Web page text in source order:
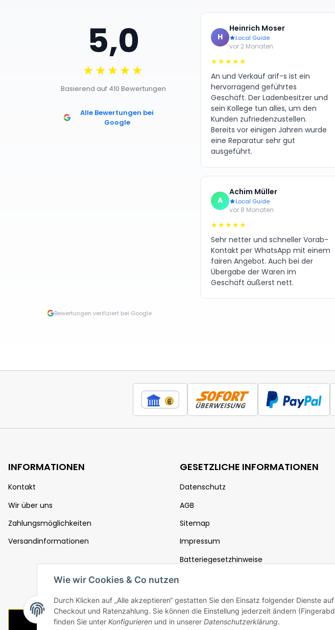
Wie wir Cookies & Co nutzen
Durch Klicken auf „Alle akzeptieren“ gestatten Sie den Einsatz folgender Dienste
Checkout und Ratenzahlung. Sie können die Einstellung jederzeit ändern
finden Sie unter Konfigurieren und in unserer Datenschutzerklärung.
5,0
★★★★★
Basierend auf 410 Bewertungen
Alle Bewertungen bei
Google
H
Heinrich Moser
Local Guide
vor 2 Monaten
★★★★★
An und Verkauf arif-s ist ein
hervorragend geführtes
Geschäft. Der Ladenbesitzer und
sein Kollege tun alles, um den
Kunden zufriedenzustellen.
Bereits vor einigen Jahren wurde
eine Reparatur sehr gut
ausgeführt.
A
Achim Müller
Local Guide
vor 8 Monaten
★★★★★
Sehr netter und schneller Vorab-
Kontakt per WhatsApp mit einem
fairen Angebot. Auch bei der
Übergabe der Waren im
Geschäft äußerst nett.
Bewertungen verifiziert bei Google
INFORMATIONEN
Kontakt
Wir über uns
Zahlungsmöglichkeiten
Versandinformationen
GESETZLICHE INFORMATIONEN
Datenschutz
AGB
Sitemap
Impressum
Batteriegesetzhinweise
Vertrag widerrufen